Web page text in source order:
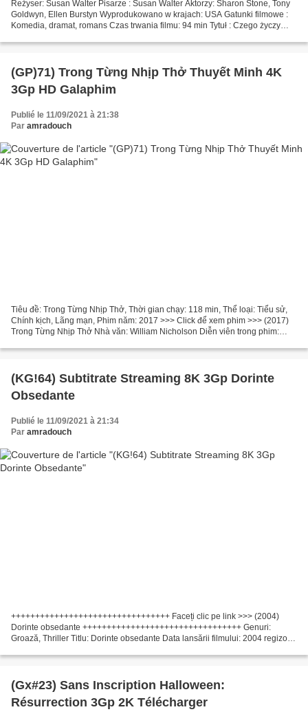
Reżyser: Susan Walter Pisarze : Susan Walter Aktorzy: Sharon Stone, Tony
Goldwyn, Ellen Burstyn Wyprodukowano w krajach: USA Gatunki filmowe :
Komedia, dramat, romans Czas trwania filmu: 94 min Tytuł : Czego życzy
@@@@@@@@@@@@@@@@@@@@@@@@@@@@@@@@@...
(GP)71) Trong Từng Nhịp Thở Thuyết Minh 4K
3Gp HD Galaphim
Publié le 11/09/2021 à 21:38
Par amradouch
Tiêu đề: Trong Từng Nhịp Thở, Thời gian chạy: 118 min, Thể loại: Tiểu sử,
Chính kịch, Lãng mạn, Phim năm: 2017 >>> Click để xem phim >>> (2017)
Trong Từng Nhịp Thở Nhà văn: William Nicholson Diễn viên trong phim:
(KG!64) Subtitrate Streaming 8K 3Gp Dorinte
Obsedante
Publié le 11/09/2021 à 21:34
Par amradouch
+++++++++++++++++++++++++++++++++ Faceți clic pe link >>> (2004)
Dorinte obsedante +++++++++++++++++++++++++++++++++ Genuri:
Groază, Thriller Titlu: Dorinte obsedante Data lansării filmului: 2004 regizor
(Gx#23) Sans Inscription Halloween:
Résurrection 3Gp 2K Télécharger